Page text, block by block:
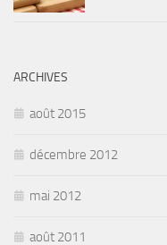
ARCHIVES
août 2015
décembre 2012
mai 2012
août 2011